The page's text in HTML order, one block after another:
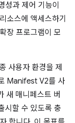
성과 제어 기능이
소스에 액세스하기
장 프로그램이 모
사용자 환경을 제
Manifest V2를 사
새 매니페스트 버
시할 수 있도록 충